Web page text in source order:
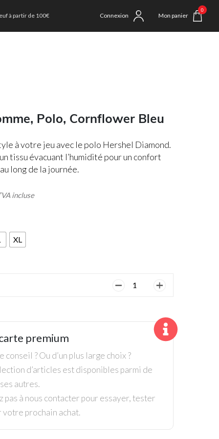
à partir de 100€ Connexion Mon panier
0
Polo, Cornflower Bleu
à votre jeu avec le polo Hershel Diamond.
un tissu évacuant l’humidité pour un confort
long de la journée.
incluse
XL
quantité
Homme,
Cornflower
Bleu
premium
conseil ? Ou d’un plus large choix ?
d’articles est disponibles parmi de
autres.
pas à nous contacter pour essayer, tester
prochain achat.